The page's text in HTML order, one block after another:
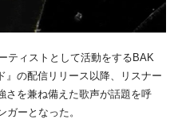
ティストとして活動をするBAK
』の配信リリース以降、リスナー
さを兼ね備えた歌声が話題を呼
ーとなった。